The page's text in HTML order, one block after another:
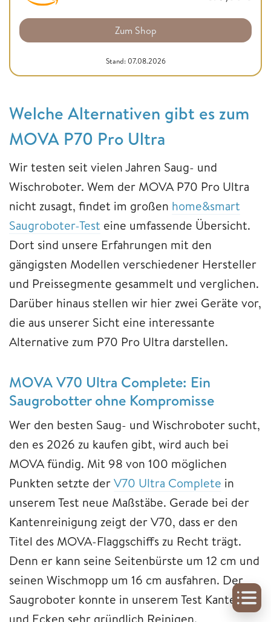
Zum Shop
Stand: 07.08.2026
Welche Alternativen gibt es zum
MOVA P70 Pro Ultra
Wir testen seit vielen Jahren Saug- und
Wischroboter. Wem der MOVA P70 Pro Ultra
nicht zusagt, findet im großen home&smart
Saugroboter-Test eine umfassende Übersicht.
Dort sind unsere Erfahrungen mit den
gängigsten Modellen verschiedener Hersteller
und Preissegmente gesammelt und verglichen.
Darüber hinaus stellen wir hier zwei Geräte vor,
die aus unserer Sicht eine interessante
Alternative zum P70 Pro Ultra darstellen.
MOVA V70 Ultra Complete: Ein
Saugrobotter ohne Kompromisse
Wer den besten Saug- und Wischroboter sucht,
den es 2026 zu kaufen gibt, wird auch bei
MOVA fündig. Mit 98 von 100 möglichen
Punkten setzte derV70 Ultra Complete in
unserem Test neue Maßstäbe. Gerade bei der
Kantenreinigung zeigt der V70, dass er den
Titel des MOVA-Flaggschiffs zu Recht trägt.
Denn er kann seine Seitenbürste um 12 cm und
seinen Wischmopp um 16 cm ausfahren. Der
Saugroboter konnte in unserem Test Kanten
und Ecken sehr gründlich Reinigen.